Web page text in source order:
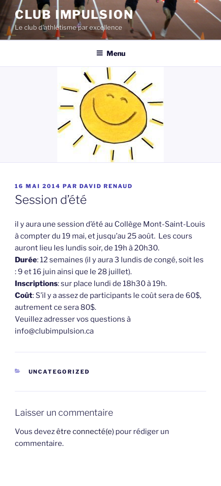
Aller
au
contenu
CLUB IMPULSION
Le club d'athlétisme par excellence
Menu
PUBLIÉ
LE
16 MAI 2014 PAR DAVID RENAUD
Session d’été
il y aura une session d’été au Collège Mont-Saint-Louis
à compter du 19 mai, et jusqu’au 25 août. Les cours
auront lieu les lundis soir, de 19h à 20h30.
Durée: 12 semaines (il y aura 3 lundis de congé, soit les
: 9 et 16 juin ainsi que le 28 juillet).
Inscriptions: sur place lundi de 18h30 à 19h.
Coût: S’il y a assez de participants le coût sera de 60$,
autrement ce sera 80$.
Veuillez adresser vos questions à
info@clubimpulsion.ca
CATÉGORIES
UNCATEGORIZED
Laisser un commentaire
Vous devezêtre connecté(e) pour rédiger un
commentaire.